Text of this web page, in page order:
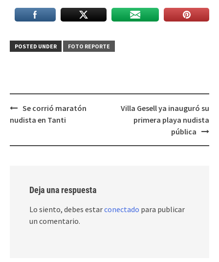
POSTED UNDER FOTO REPORTE
Post
navigation
Se corrió maratón
nudista en Tanti
Villa Gesell ya inauguró su
primera playa nudista
pública
Deja una respuesta
Lo siento, debes estarconectado para publicar
un comentario.